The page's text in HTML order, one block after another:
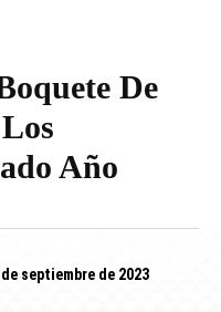
De
Año
de septiembre de 2023